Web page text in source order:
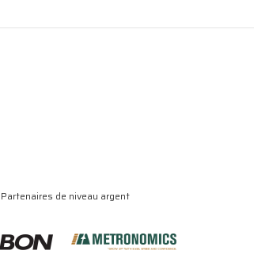
Partenaires de niveau argent